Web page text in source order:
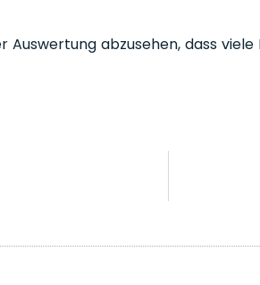
abzusehen, dass